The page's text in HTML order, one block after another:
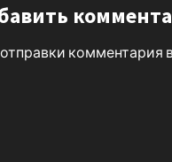
комментария